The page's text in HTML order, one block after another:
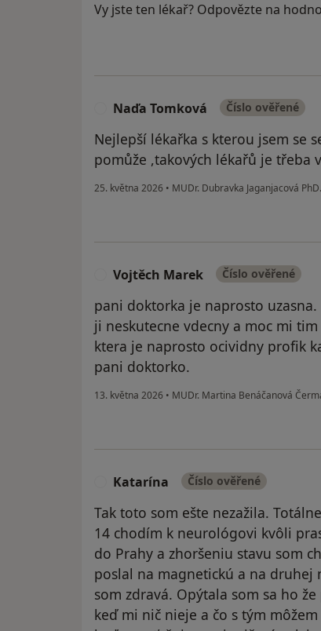
Vy jste ten lékař? Odpovězte na
Naďa Tomková Číslo ověřené
Nejlepší lékařka s kterou jsem se
pomůže ,takových lékařů je třeba
25. května 2026 • MUDr. Dubravka Jaganjacová PhD.
Vojtěch Marek Číslo ověřené
pani doktorka je naprosto
ji neskutecne vdecny a moc mi
ktera je naprosto ocividny profik
pani doktorko.
13. května 2026 • MUDr. Martina Benáčanová
Katarína Číslo ověřené
Tak toto som ešte nezažila.
14 chodím k neurológovi kvôli
do Prahy a zhoršeniu stavu som
poslal na magnetickú a na druhej
som zdravá. Opýtala som sa ho
keď mi nič nieje a čo s tým